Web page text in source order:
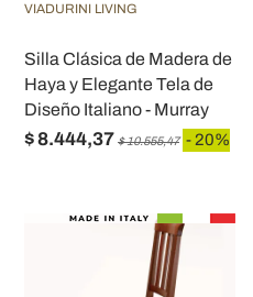
VIADURINI LIVING
Silla Clásica de Madera de
Haya y Elegante Tela de
Diseño Italiano - Murray
$ 8.444,37 $ 10.555,47 - 20%